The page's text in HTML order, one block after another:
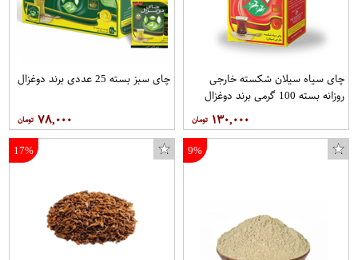
چای سیاه سیلان شکسته خارجی
روزانه بسته 100 گرمی برند دوغزال
۱۳۰,۰۰۰
چای سبز بسته 25 عددی برند دوغزال
۷۸,۰۰۰
9%
17%